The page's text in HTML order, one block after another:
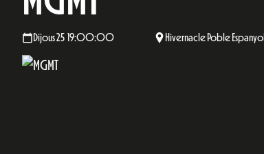
Dijous 25 19:00:00 Hivernacle Poble Espanyol